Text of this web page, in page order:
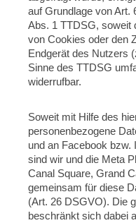
auf Grundlage von Art.
Abs. 1 TTDSG, soweit
von Cookies oder den
Endgerät des Nutzers
Sinne des TTDSG
widerrufbar.
Soweit mit Hilfe des
personenbezogene
und an Facebook bzw.
sind wir und die Meta
Canal Square, Grand
gemeinsam für diese
(Art. 26 DSGVO). Die
beschränkt sich dabei